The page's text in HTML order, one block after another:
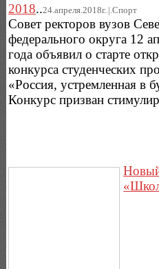
2018..24.апреля.2018г..|.Спорт
Совет ректоров вузов
федерального округа 12
года объявил о старте
конкурса студенческих
«Россия, устремленная в
Конкурс призван